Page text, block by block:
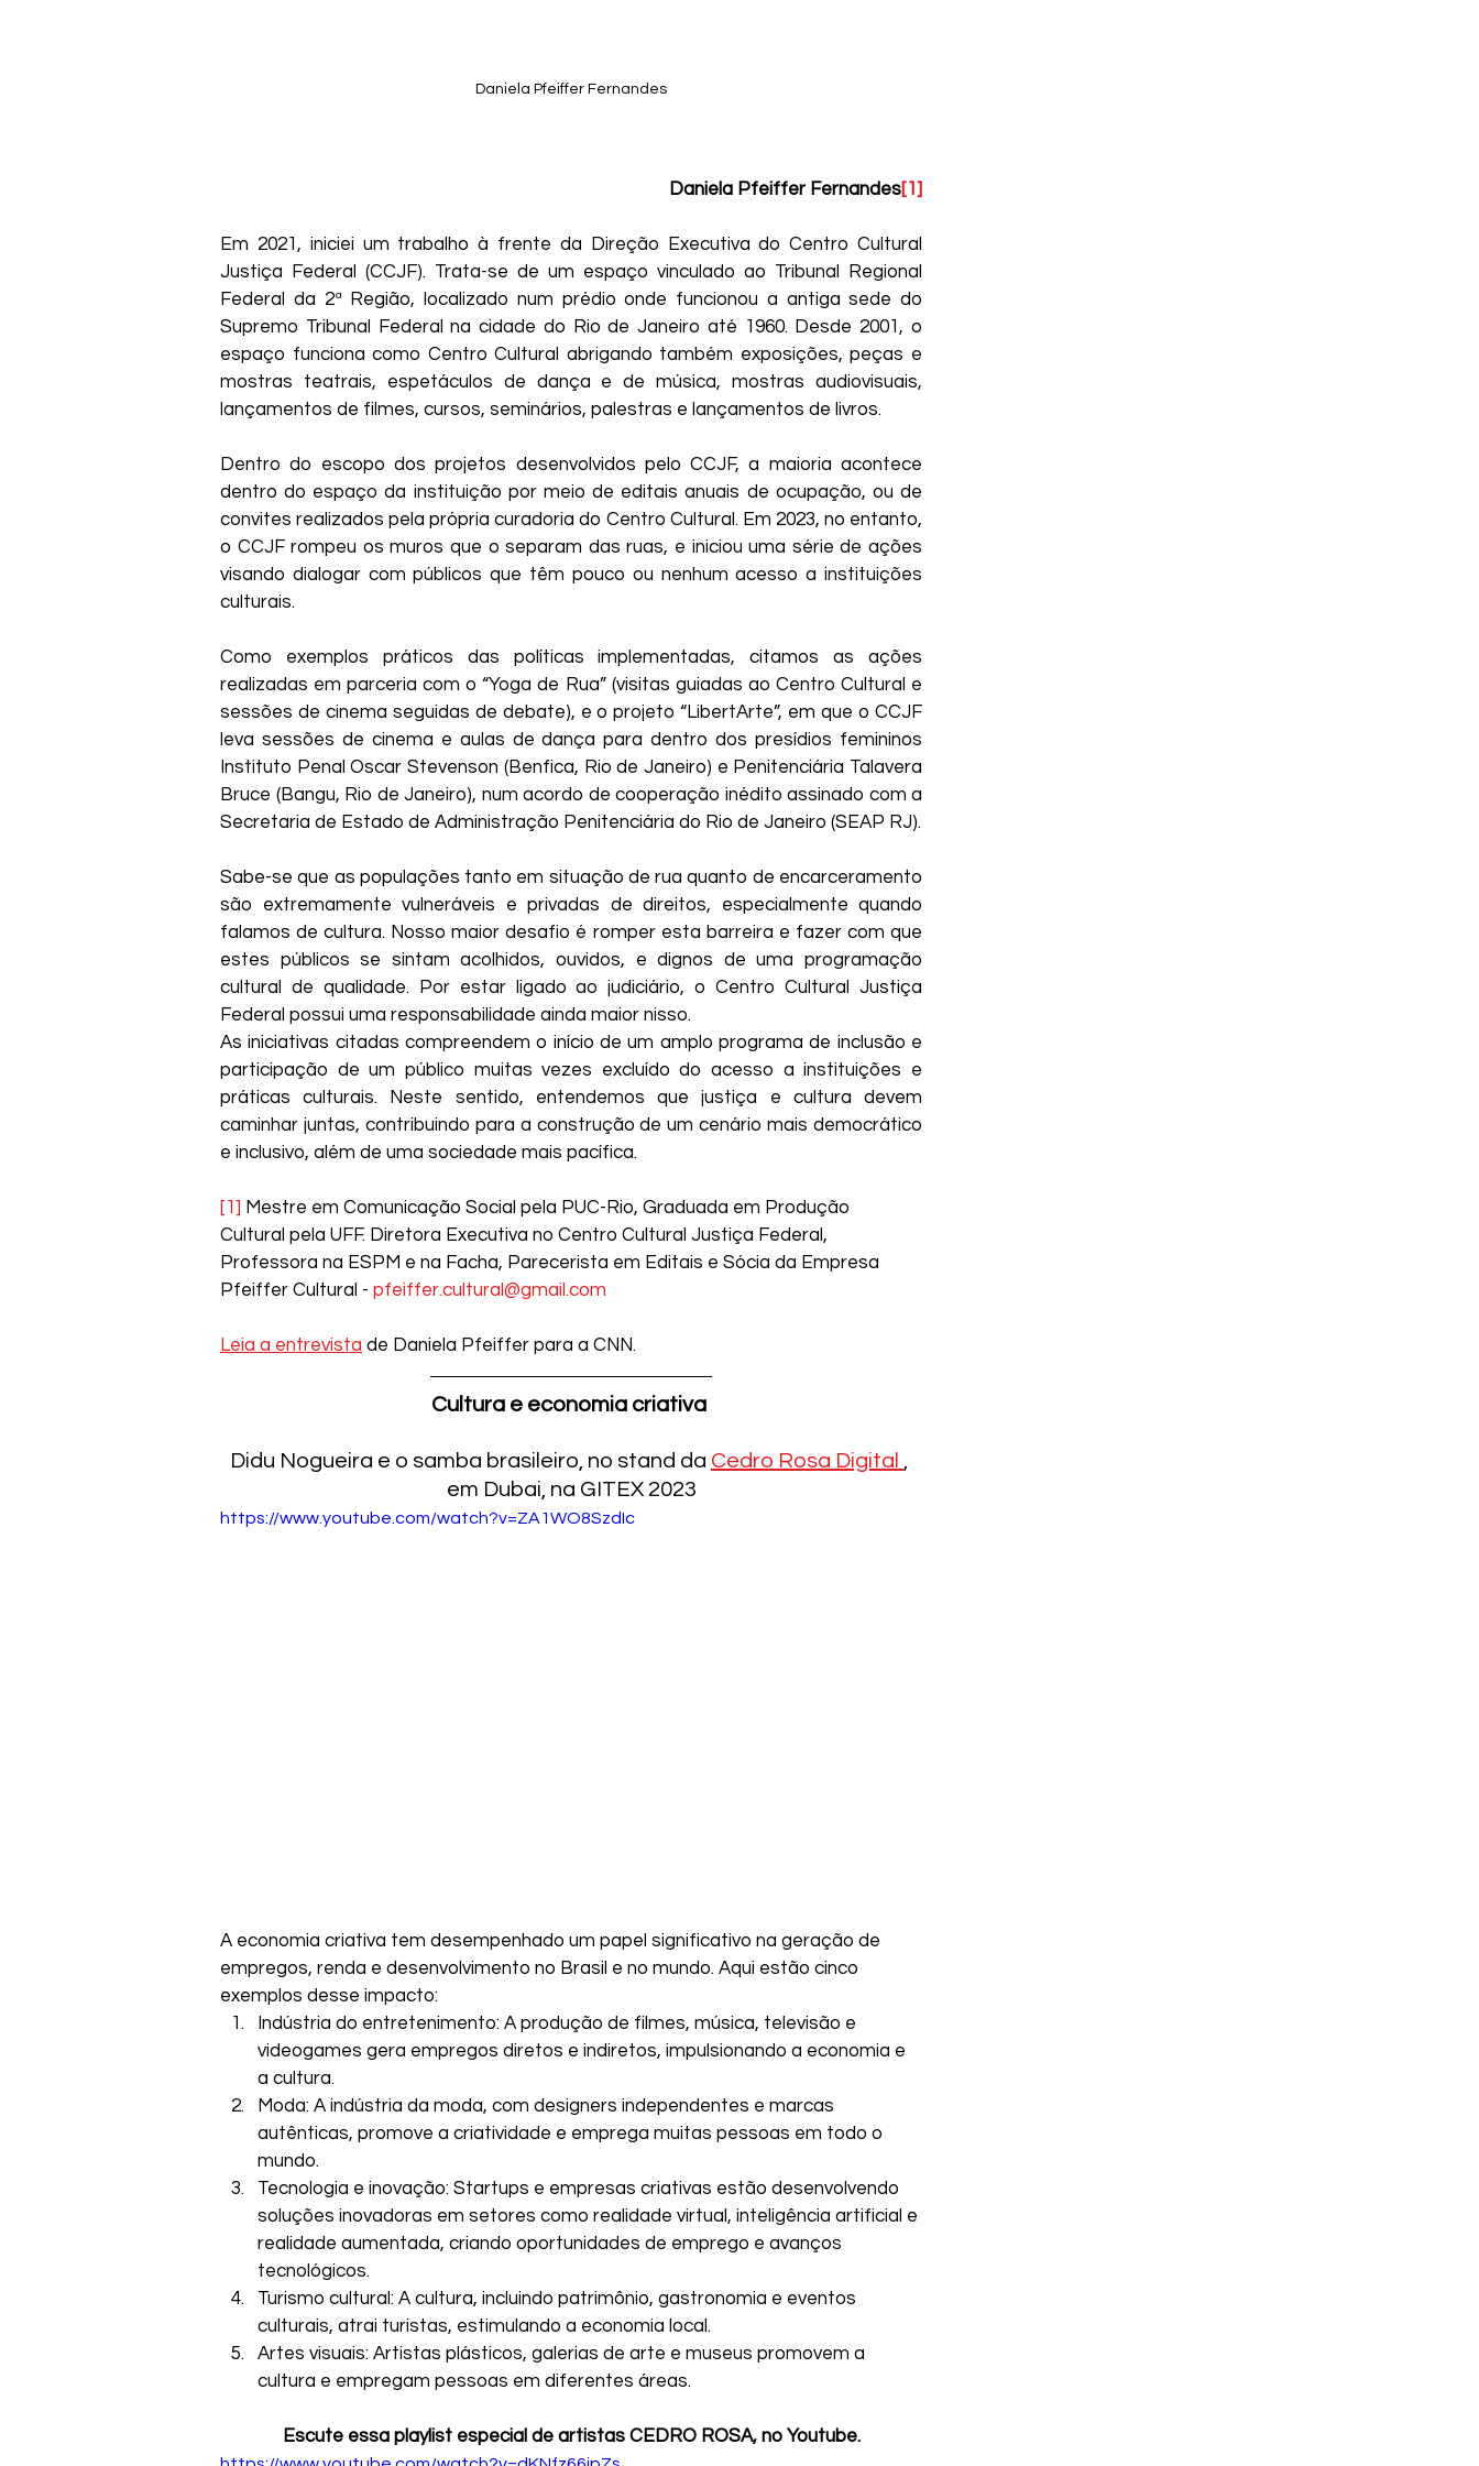
Daniela Pfeiffer Fernandes
Daniela Pfeiffer Fernandes[1]
Em 2021, iniciei um trabalho à frente da Direção Executiva do Centro Cultural
Justiça Federal (CCJF). Trata-se de um espaço vinculado ao Tribunal Regional
Federal da 2ª Região, localizado num prédio onde funcionou a antiga sede do
Supremo Tribunal Federal na cidade do Rio de Janeiro até 1960. Desde 2001, o
espaço funciona como Centro Cultural abrigando também exposições, peças e
mostras teatrais, espetáculos de dança e de música, mostras audiovisuais,
lançamentos de filmes, cursos, seminários, palestras e lançamentos de livros.
Dentro do escopo dos projetos desenvolvidos pelo CCJF, a maioria acontece
dentro do espaço da instituição por meio de editais anuais de ocupação, ou de
convites realizados pela própria curadoria do Centro Cultural. Em 2023, no entanto,
o CCJF rompeu os muros que o separam das ruas, e iniciou uma série de ações
visando dialogar com públicos que têm pouco ou nenhum acesso a instituições
culturais.
Como exemplos práticos das políticas implementadas, citamos as ações
realizadas em parceria com o “Yoga de Rua” (visitas guiadas ao Centro Cultural e
sessões de cinema seguidas de debate), e o projeto “LibertArte”, em que o CCJF
leva sessões de cinema e aulas de dança para dentro dos presídios femininos
Instituto Penal Oscar Stevenson (Benfica, Rio de Janeiro) e Penitenciária Talavera
Bruce (Bangu, Rio de Janeiro), num acordo de cooperação inédito assinado com a
Secretaria de Estado de Administração Penitenciária do Rio de Janeiro (SEAP RJ).
Sabe-se que as populações tanto em situação de rua quanto de encarceramento
são extremamente vulneráveis e privadas de direitos, especialmente quando
falamos de cultura. Nosso maior desafio é romper esta barreira e fazer com que
estes públicos se sintam acolhidos, ouvidos, e dignos de uma programação
cultural de qualidade. Por estar ligado ao judiciário, o Centro Cultural Justiça
Federal possui uma responsabilidade ainda maior nisso.
As iniciativas citadas compreendem o início de um amplo programa de inclusão e
participação de um público muitas vezes excluído do acesso a instituições e
práticas culturais. Neste sentido, entendemos que justiça e cultura devem
caminhar juntas, contribuindo para a construção de um cenário mais democrático
e inclusivo, além de uma sociedade mais pacífica.
[1] Mestre em Comunicação Social pela PUC-Rio, Graduada em Produção
Cultural pela UFF. Diretora Executiva no Centro Cultural Justiça Federal,
Professora na ESPM e na Facha, Parecerista em Editais e Sócia da Empresa
Pfeiffer Cultural - pfeiffer.cultural@gmail.com
Leia a entrevista de Daniela Pfeiffer para a CNN.
Cultura e economia criativa
Didu Nogueira e o samba brasileiro, no stand da Cedro Rosa Digital ,
em Dubai, na GITEX 2023
https://www.youtube.com/watch?v=ZA1WO8SzdIc
A economia criativa tem desempenhado um papel significativo na geração de
empregos, renda e desenvolvimento no Brasil e no mundo. Aqui estão cinco
exemplos desse impacto:
Indústria do entretenimento: A produção de filmes, música, televisão e
videogames gera empregos diretos e indiretos, impulsionando a economia e
a cultura.
Moda: A indústria da moda, com designers independentes e marcas
autênticas, promove a criatividade e emprega muitas pessoas em todo o
mundo.
Tecnologia e inovação: Startups e empresas criativas estão desenvolvendo
soluções inovadoras em setores como realidade virtual, inteligência artificial e
realidade aumentada, criando oportunidades de emprego e avanços
tecnológicos.
Turismo cultural: A cultura, incluindo patrimônio, gastronomia e eventos
culturais, atrai turistas, estimulando a economia local.
Artes visuais: Artistas plásticos, galerias de arte e museus promovem a
cultura e empregam pessoas em diferentes áreas.
Escute essa playlist especial de artistas CEDRO ROSA, no Youtube.